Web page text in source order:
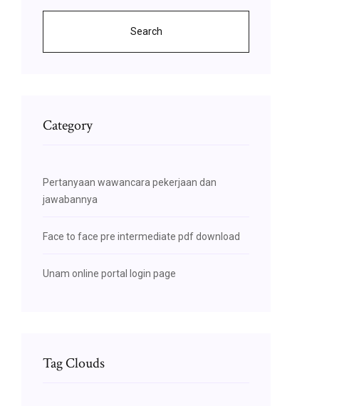
Search
Category
Pertanyaan wawancara pekerjaan dan
jawabannya
Face to face pre intermediate pdf download
Unam online portal login page
Tag Clouds